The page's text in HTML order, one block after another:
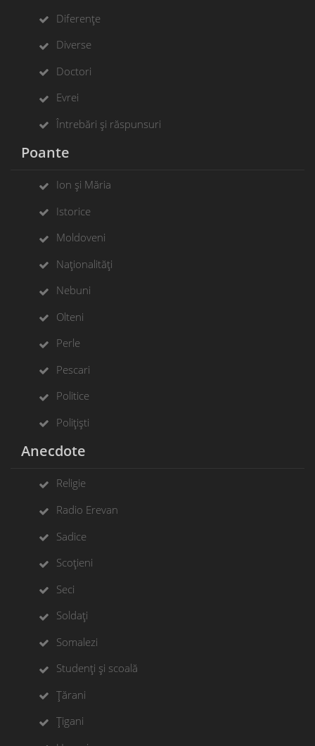
Diferențe
Diverse
Doctori
Evrei
Întrebări și răspunsuri
Poante
Ion și Măria
Istorice
Moldoveni
Naționalități
Nebuni
Olteni
Perle
Pescari
Politice
Polițiști
Anecdote
Religie
Radio Erevan
Sadice
Scoțieni
Seci
Soldați
Somalezi
Studenți și scoală
Țărani
Țigani